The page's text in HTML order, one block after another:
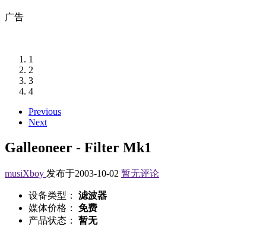
广告
1
2
3
4
Previous
Next
Galleoneer - Filter Mk1
musiXboy 发布于2003-10-02 暂无评论
设备类型：
滤波器
媒体价格：
免费
产品状态：
暂无